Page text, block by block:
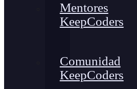
Mentores
KeepCoders
Comunidad
KeepCoders